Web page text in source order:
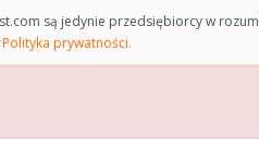
są jedynie przedsiębiorcy w
Polityka prywatności.